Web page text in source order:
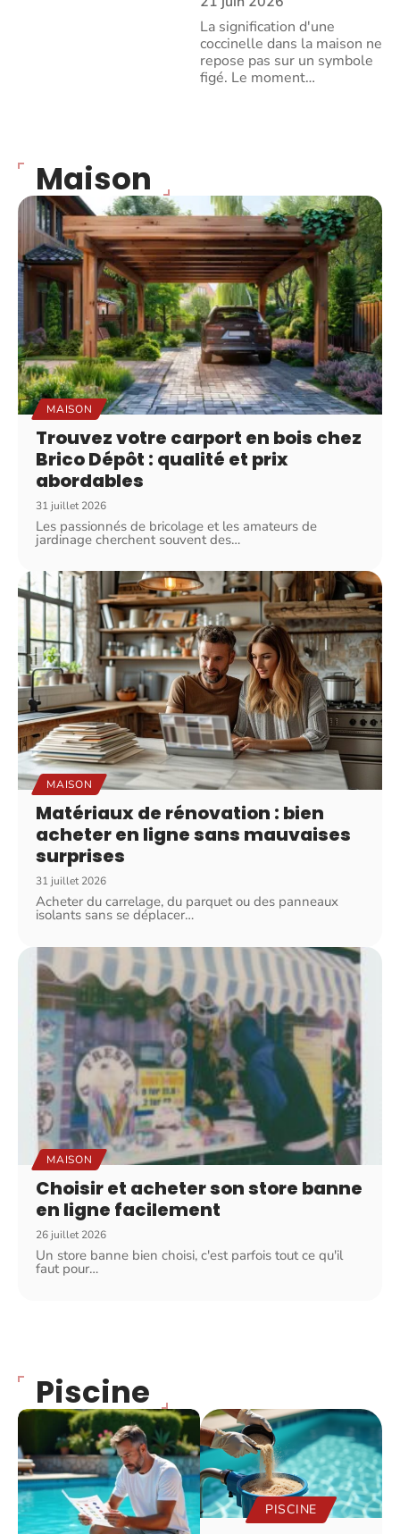
La signification d'une
coccinelle dans la maison ne
repose pas sur un symbole
figé. Le moment…
Maison
MAISON
Trouvez votre carport en bois chez
Brico Dépôt : qualité et prix
abordables
31 juillet 2026
Les passionnés de bricolage et les amateurs de
jardinage cherchent souvent des…
MAISON
Matériaux de rénovation : bien
acheter en ligne sans mauvaises
surprises
31 juillet 2026
Acheter du carrelage, du parquet ou des panneaux
isolants sans se déplacer…
MAISON
Choisir et acheter son store banne
en ligne facilement
26 juillet 2026
Un store banne bien choisi, c'est parfois tout ce qu'il
faut pour…
Piscine
PISCINE